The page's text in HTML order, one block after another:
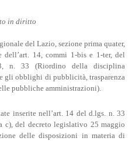
in diritto
del Lazio, sezione prima quater,
14, commi 1-bis e 1-ter, del
n. 33 (Riordino della disciplina
gli obblighi di pubblicità, trasparenza
pubbliche amministrazioni).
inserite nell’art. 14 del d.lgs. n. 33
c), del decreto legislativo 25 maggio
delle disposizioni in materia di